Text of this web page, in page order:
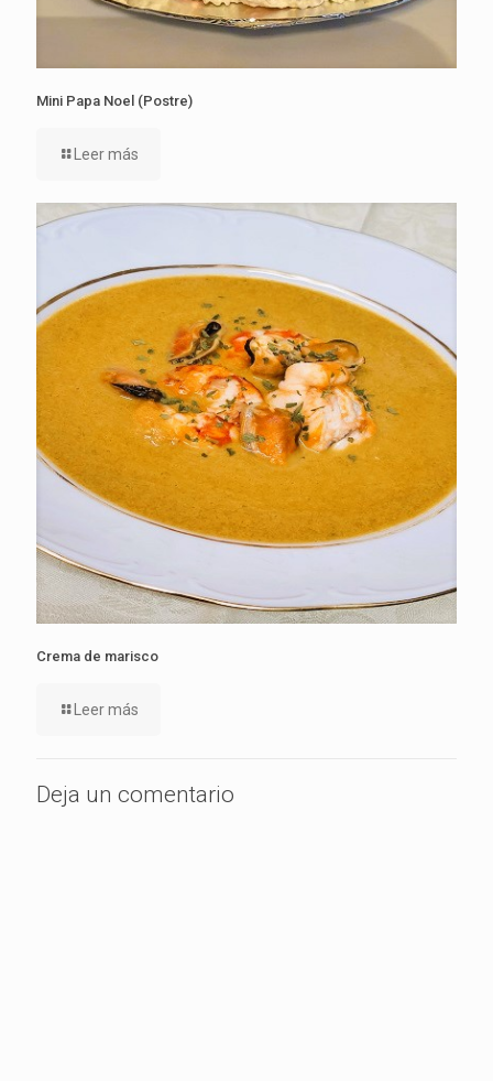
Mini Papa Noel (Postre)
Leer más
Crema de marisco
Leer más
Deja un comentario